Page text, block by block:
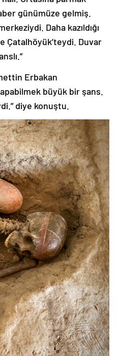
günümüze gelmiş.
Daha kazıldığı
Çatalhöyük’teydi. Duvar
Erbakan
büyük bir şans.
diye konuştu.